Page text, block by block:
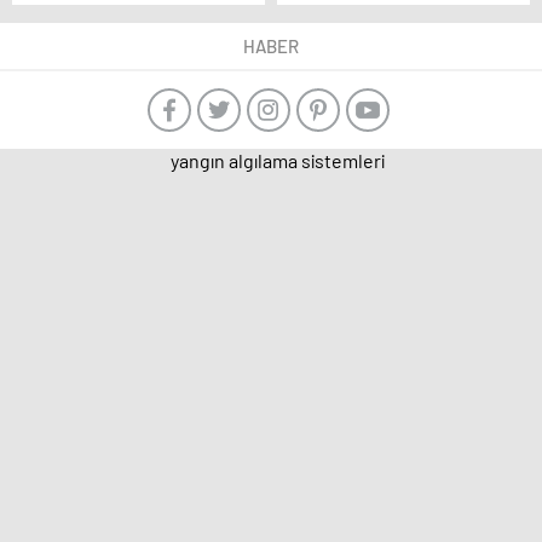
HABER
yangın algılama sistemleri